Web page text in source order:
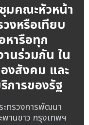
มคณะหัวหน้า
งหรือเทียบ
หารือทุก
นร่วมกัน ใน
งสังคม และ
การของรัฐ
ทรวงการพัฒนา
านขาว กรุงเทพฯ